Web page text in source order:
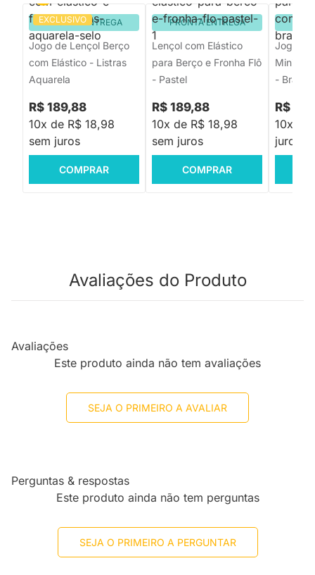
EXCLUSIVO
PRONTA ENTREGA
Jogo de Lençol Berço
com Elástico - Listras
Aquarela
R$ 189,88
10x de R$ 18,98
sem juros
COMPRAR
PRONTA ENTREGA
Lençol com Elástico
para Berço e Fronha Flô
- Pastel
R$ 189,88
10x de R$ 18,98
sem juros
COMPRAR
Jogo de
Mini
- Branco
R$
10x de
juros
Avaliações do Produto
Avaliações
Este produto ainda não tem avaliações
SEJA O PRIMEIRO A AVALIAR
Perguntas & respostas
Este produto ainda não tem perguntas
SEJA O PRIMEIRO A PERGUNTAR